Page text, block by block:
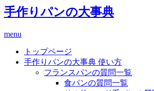
手作りパンの大事典
menu
トップページ
手作りパンの大事典 使い方
フランスパンの質問一覧
食パンの質問一覧